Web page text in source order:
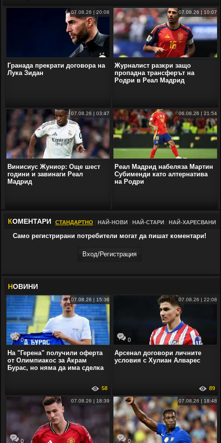
07.08.26 | 20:08
Гранада прекрати договора на
Лука Зидан
07.08.26 | 10:07
Журналист разкри защо
пропадна трансферът на
Родри в Реал Мадрид
07.08.26 | 03:47
Винисиус Жуниор: Още шест
години и завинаги Реал
Мадрид
06.08.26 | 21:54
Реал Мадрид набеляза Мартин
Субименди като алтернатива
на Родри
КОМЕНТАРИ СТАНДАРТНО НАЙ-НОВИ НАЙ-СТАРИ НАЙ-ХАРЕСВАНИ
Само регистрирани потребители могат да пишат коментари!
Вход/Регистрaция
НОВИНИ
0
07.08.26 | 15:36
На "Герена" получили оферта
от Олимпиакос за Акрам
Бурас, но няма да има сделка
58
0
07.08.26 | 22:08
Арсенал договори личните
условия с Хулиан Алварес
89
0
07.08.26 | 18:39
0
07.08.26 | 18:48